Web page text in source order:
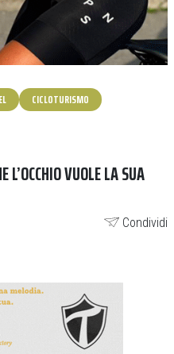
CICLOTURISMO
VUOLE LA SUA
Condividi